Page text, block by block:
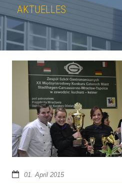
AKTUELLES
01. April 2015